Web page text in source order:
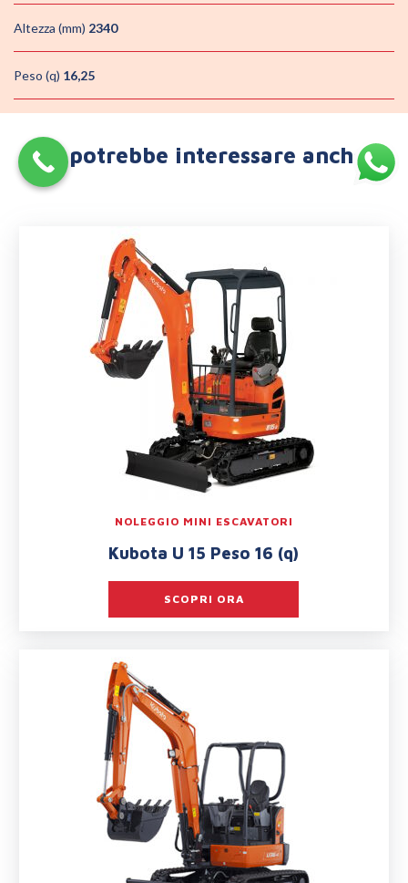
Altezza (mm) 2340
Peso (q) 16,25
Ti potrebbe interessare anche
NOLEGGIO MINI ESCAVATORI
Kubota U 15 Peso 16 (q)
SCOPRI ORA